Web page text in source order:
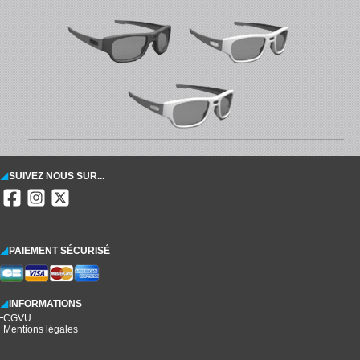
SUIVEZ NOUS SUR...
PAIEMENT SÉCURISÉ
INFORMATIONS
CGVU
Mentions légales